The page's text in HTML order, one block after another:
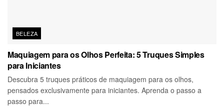
BELEZA
Maquiagem para os Olhos Perfeita: 5 Truques Simples
para Iniciantes
Descubra 5 truques práticos de maquiagem para os olhos,
pensados exclusivamente para iniciantes. Aprenda o passo a
passo para...